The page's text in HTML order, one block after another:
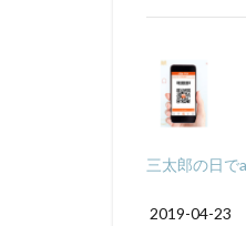
三太郎の日で
2019-04-23